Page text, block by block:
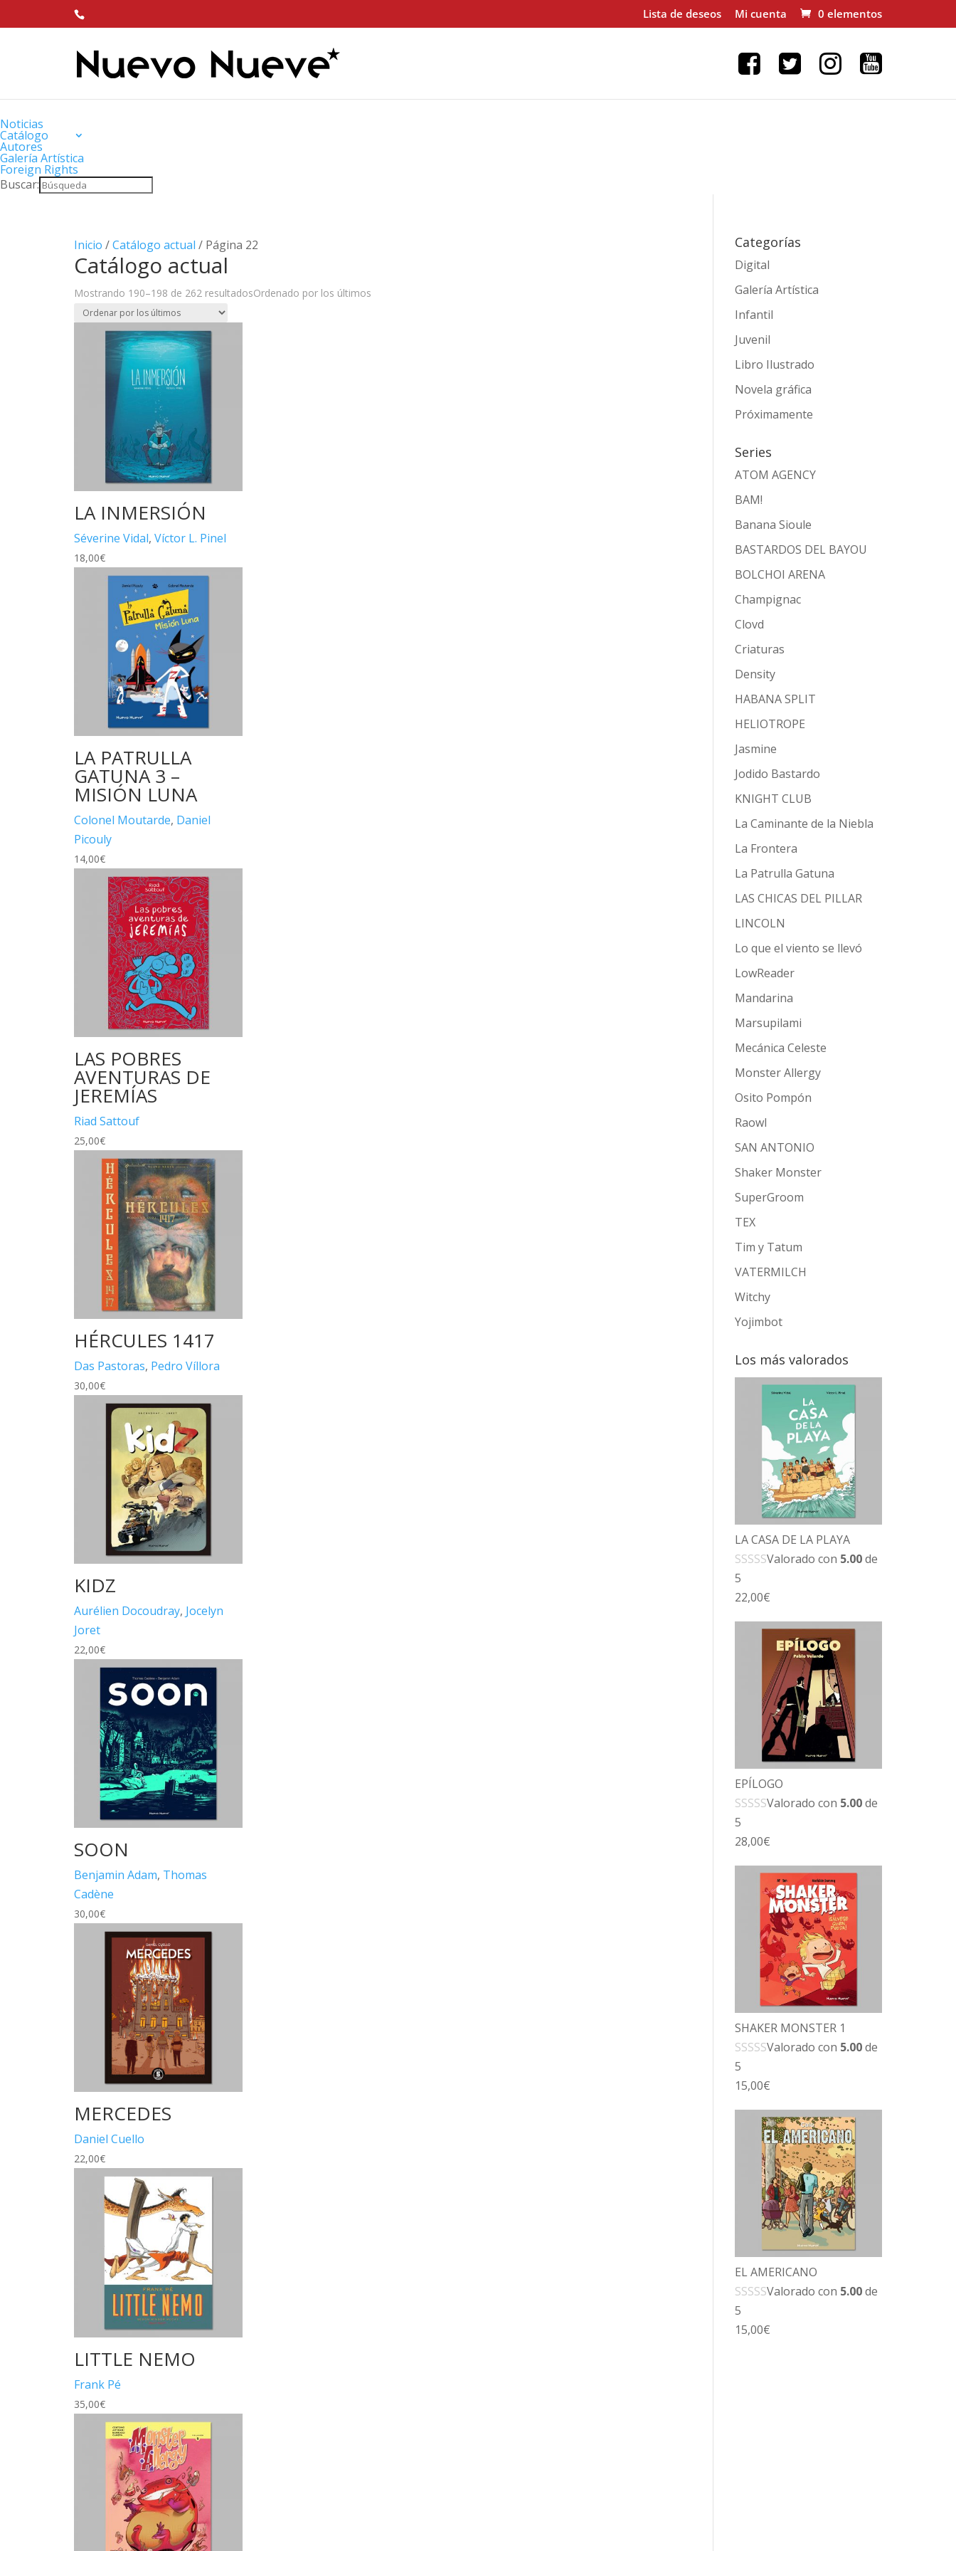
Lista de deseos Mi cuenta 0 elementos
Noticias
Catálogo
Autores
Galería Artística
Foreign Rights
Buscar:
Inicio /Catálogo actual / Página 22
Catálogo actual
Mostrando 190–198 de 262 resultadosOrdenado por los últimos
LA INMERSIÓN
Séverine Vidal, Víctor L. Pinel
18,00€
LA PATRULLA
GATUNA 3 –
MISIÓN LUNA
Colonel Moutarde, Daniel
Picouly
14,00€
LAS POBRES
AVENTURAS DE
JEREMÍAS
Riad Sattouf
25,00€
HÉRCULES 1417
Das Pastoras, Pedro Víllora
30,00€
KIDZ
Aurélien Docoudray, Jocelyn
Joret
22,00€
SOON
Benjamin Adam, Thomas
Cadène
30,00€
MERCEDES
Daniel Cuello
22,00€
LITTLE NEMO
Frank Pé
35,00€
Categorías
Digital
Galería Artística
Infantil
Juvenil
Libro Ilustrado
Novela gráfica
Próximamente
Series
ATOM AGENCY
BAM!
Banana Sioule
BASTARDOS DEL BAYOU
BOLCHOI ARENA
Champignac
Clovd
Criaturas
Density
HABANA SPLIT
HELIOTROPE
Jasmine
Jodido Bastardo
KNIGHT CLUB
La Caminante de la Niebla
La Frontera
La Patrulla Gatuna
LAS CHICAS DEL PILLAR
LINCOLN
Lo que el viento se llevó
LowReader
Mandarina
Marsupilami
Mecánica Celeste
Monster Allergy
Osito Pompón
Raowl
SAN ANTONIO
Shaker Monster
SuperGroom
TEX
Tim y Tatum
VATERMILCH
Witchy
Yojimbot
Los más valorados
LA CASA DE LA PLAYA
Valorado con 5.00de
5
22,00€
EPÍLOGO
Valorado con 5.00de
5
28,00€
SHAKER MONSTER 1
Valorado con 5.00de
5
15,00€
EL AMERICANO
Valorado con 5.00de
5
15,00€